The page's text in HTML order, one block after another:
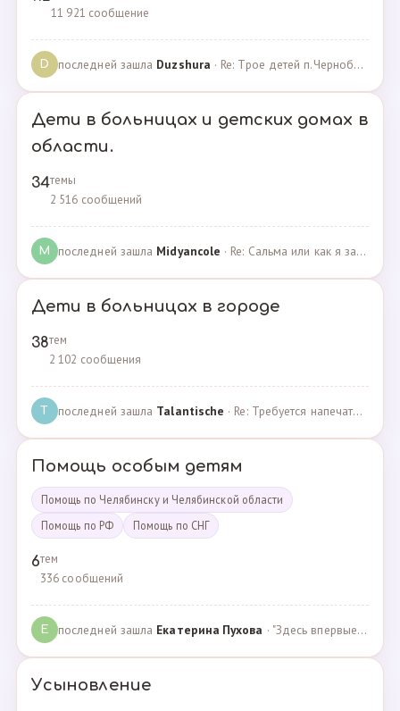
11 921 сообщение
D последней зашла Duzshura · Re: Трое детей п.Черноборский Чесменский район. · 27.06.2024
Дети в больницах и детских домах в
области.
34темы
2 516 сообщений
M последней зашла Midyancole · Re: Сальма или как я захотела помочь взросым сиротам · 16.12.2019
Дети в больницах в городе
38тем
2 102 сообщения
T последней зашла Talantische · Re: Требуется напечатать бейджики · 09.02.2024
Помощь особым детям
Помощь по Челябинску и Челябинской области
Помощь по РФ
Помощь по СНГ
6тем
336 сообщений
Е последней зашла Екатерина Пухова · "Здесь впервые поверили в моего сына и подарили над… · 09.09.2019
Усыновление